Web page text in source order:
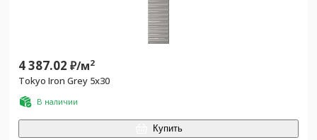
4 387.02 ₽/м2
Tokyo Iron Grey 5x30
В наличии
Купить